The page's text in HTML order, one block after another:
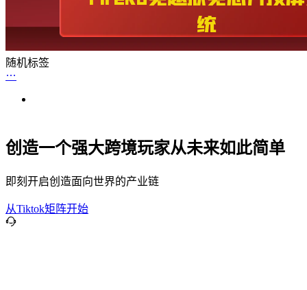
随机标签
创造一个强大跨境玩家从未来如此简单
即刻开启创造面向世界的产业链
从Tiktok矩阵开始